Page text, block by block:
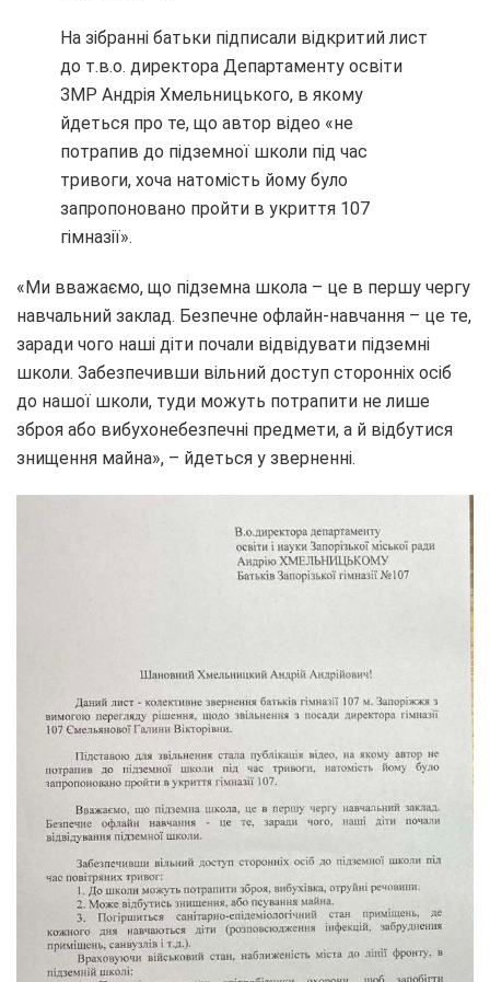
На зібранні батьки підписали відкритий лист
до т.в.о. директора Департаменту освіти
ЗМР Андрія Хмельницького, в якому
йдеться про те, що автор відео «не
потрапив до підземної школи під час
тривоги, хоча натомість йому було
запропоновано пройти в укриття 107
гімназії».
«Ми вважаємо, що підземна школа – це в першу чергу
навчальний заклад. Безпечне офлайн-навчання – це те,
заради чого наші діти почали відвідувати підземні
школи. Забезпечивши вільний доступ сторонніх осіб
до нашої школи, туди можуть потрапити не лише
зброя або вибухонебезпечні предмети, а й відбутися
знищення майна», – йдеться у зверненні.